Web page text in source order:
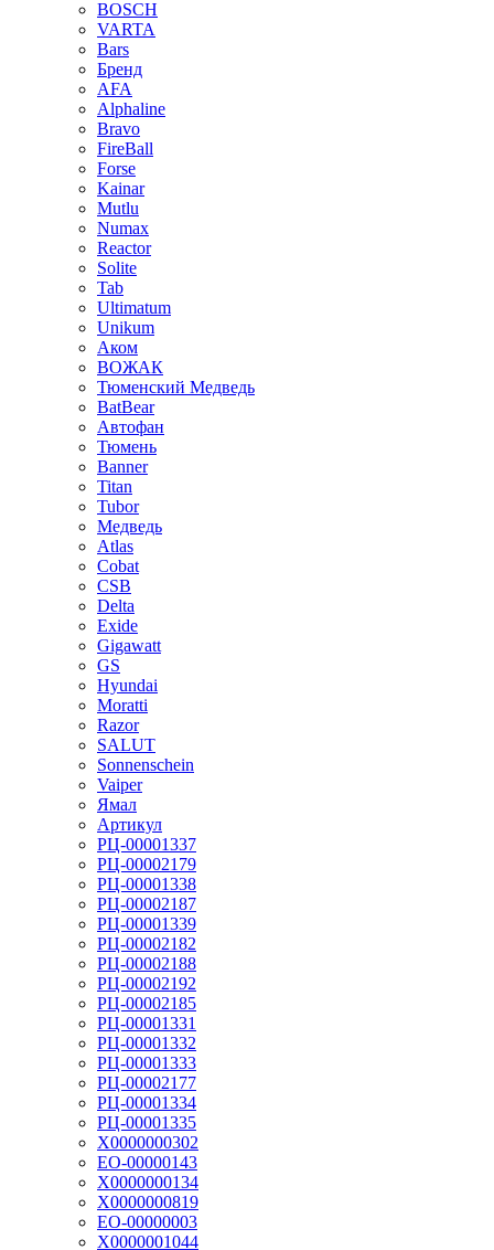
BOSCH
VARTA
Bars
Бренд
AFA
Alphaline
Bravo
FireBall
Forse
Kainar
Mutlu
Numax
Reactor
Solite
Tab
Ultimatum
Unikum
Аком
ВОЖАК
Тюменский Медведь
BatBear
Автофан
Тюмень
Banner
Titan
Tubor
Медведь
Atlas
Cobat
CSB
Delta
Exide
Gigawatt
GS
Hyundai
Moratti
Razor
SALUT
Sonnenschein
Vaiper
Ямал
Артикул
РЦ-00001337
РЦ-00002179
РЦ-00001338
РЦ-00002187
РЦ-00001339
РЦ-00002182
РЦ-00002188
РЦ-00002192
РЦ-00002185
РЦ-00001331
РЦ-00001332
РЦ-00001333
РЦ-00002177
РЦ-00001334
РЦ-00001335
Х0000000302
ЕО-00000143
Х0000000134
Х0000000819
ЕО-00000003
Х0000001044